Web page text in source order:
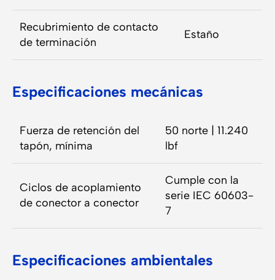
Recubrimiento de contacto
de terminación
Estaño
Especificaciones mecánicas
Fuerza de retención del
tapón, mínima
50 norte | 11.240
lbf
Ciclos de acoplamiento
de conector a conector
Cumple con la
serie IEC 60603-
7
Especificaciones ambientales